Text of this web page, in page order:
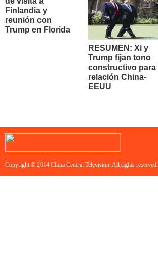
Finlandia y
reunión con
Trump en Florida
RESUMEN: Xi y
Trump fijan tono
constructivo para
relación China-
EEUU
Copyright © 2014 China Central Television. All rights reserved.